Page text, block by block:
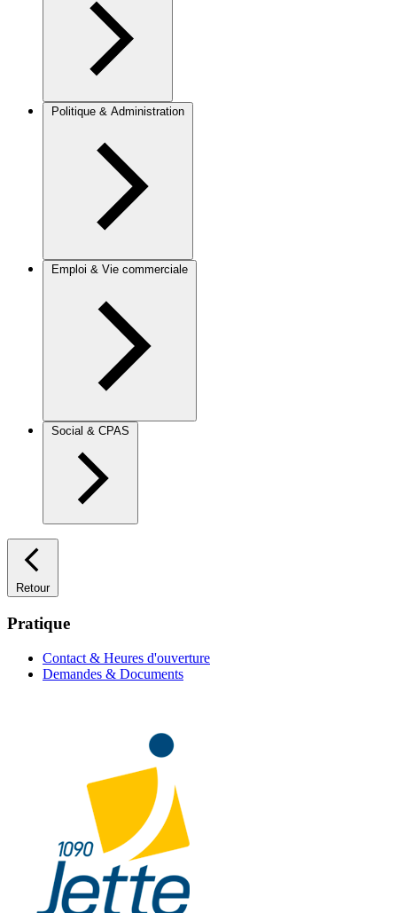
Politique & Administration
Emploi & Vie commerciale
Social & CPAS
Retour
Pratique
Contact & Heures d'ouverture
Demandes & Documents